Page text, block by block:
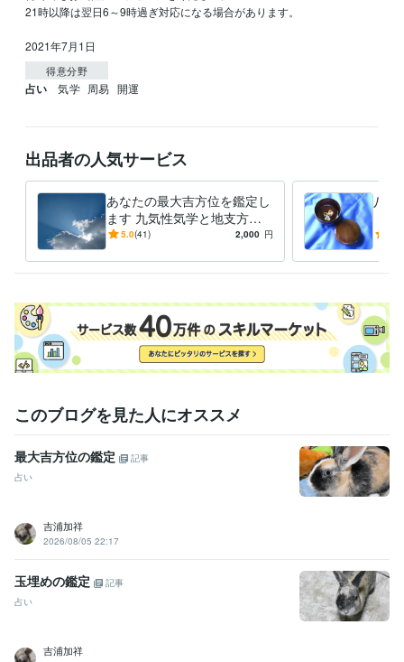
21時以降は翌日6～9時過ぎ対応になる場合があります。
2021年7月1日
得意分野
占い 気学 周易 開運
出品者の人気サービス
あなたの最大吉方位を鑑定し
ます 九気性気学と地支方鑑
で最大吉方位を取り開運しま
5.0(41) 2,000 円
八面
『ど
す
このブログを見た人にオススメ
最大吉方位の鑑定
記事
占い
吉浦加祥
2026/08/05 22:17
玉埋めの鑑定
記事
占い
吉浦加祥